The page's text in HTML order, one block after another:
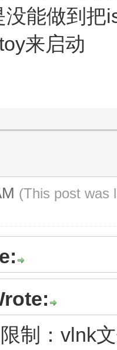
没能做到
来启动
(This post was
制：vlnk